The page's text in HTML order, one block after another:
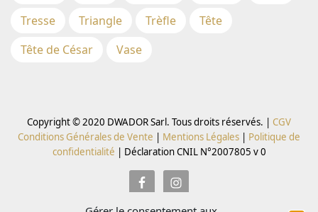
Tresse
Triangle Trèfle
Tête
Tête de César
Vase
Copyright © 2020 DWADOR Sarl. Tous droits réservés. | CGV
Conditions Générales de Vente | Mentions Légales | Politique de
confidentialité | Déclaration CNIL N°2007805 v 0